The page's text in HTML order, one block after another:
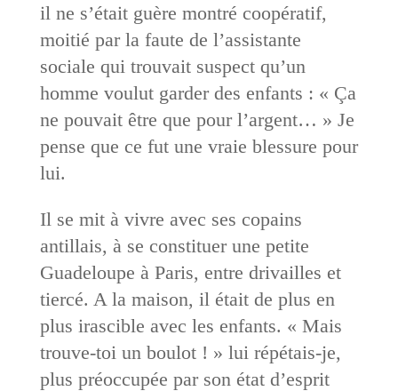
il ne s’était guère montré coopératif,
moitié par la faute de l’assistante
sociale qui trouvait suspect qu’un
homme voulut garder des enfants : « Ça
ne pouvait être que pour l’argent… » Je
pense que ce fut une vraie blessure pour
lui.
Il se mit à vivre avec ses copains
antillais, à se constituer une petite
Guadeloupe à Paris, entre drivailles et
tiercé. A la maison, il était de plus en
plus irascible avec les enfants. « Mais
trouve-toi un boulot ! » lui répétais-je,
plus préoccupée par son état d’esprit